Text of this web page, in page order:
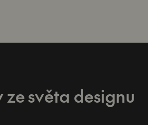
světa designu